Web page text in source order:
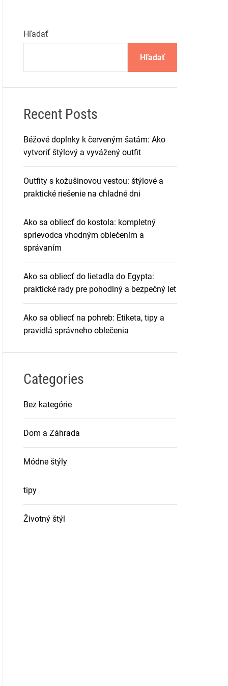
Hľadať
Hľadať
Recent Posts
Béžové doplnky k červeným šatám: Ako
vytvoriť štýlový a vyvážený outfit
Outfity s kožušinovou vestou: štýlové a
praktické riešenie na chladné dni
Ako sa obliecť do kostola: kompletný
sprievodca vhodným oblečením a
správaním
Ako sa obliecť do lietadla do Egypta:
praktické rady pre pohodlný a bezpečný let
Ako sa obliecť na pohreb: Etiketa, tipy a
pravidlá správneho oblečenia
Categories
Bez kategórie
Dom a Záhrada
Módne štýly
tipy
Životný štýl